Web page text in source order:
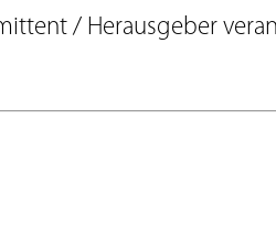
/ Herausgeber